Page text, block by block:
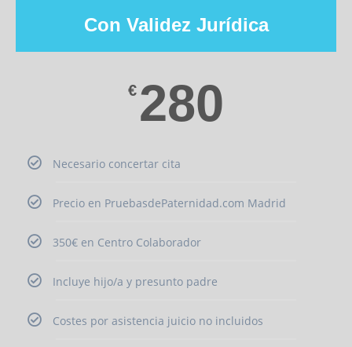
Con Validez Jurídica
€ 280
Necesario concertar cita
Precio en PruebasdePaternidad.com Madrid
350€ en Centro Colaborador
Incluye hijo/a y presunto padre
Costes por asistencia juicio no incluidos